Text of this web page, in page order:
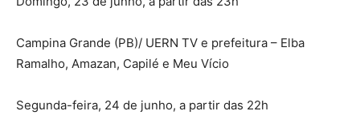
Campina Grande (PB)/ UERN TV e prefeitura – Elba
Ramalho, Amazan, Capilé e Meu Vício
Segunda-feira, 24 de junho, a partir das 22h